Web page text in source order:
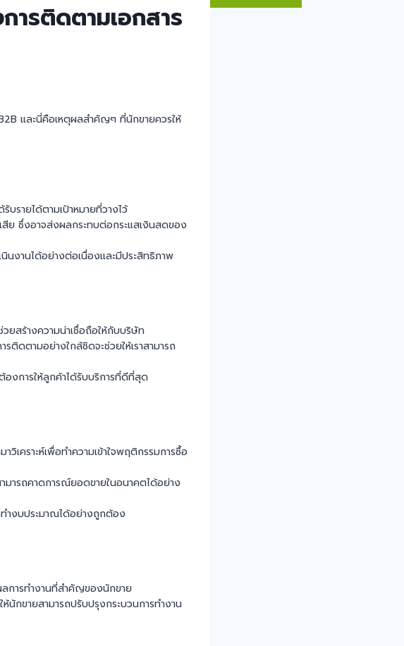
ารติดตามเอกสาร
และนี่คือเหตุผลสำคัญๆ ที่นักขายควรให้
บรายได้ตามเป้าหมายที่วางไว้
สีย ซึ่งอาจส่งผลกระทบต่อกระแสเงินสดของ
นงานได้อย่างต่อเนื่องและมีประสิทธิภาพ
ยสร้างความน่าเชื่อถือให้กับบริษัท
ติดตามอย่างใกล้ชิดจะช่วยให้เราสามารถ
องการให้ลูกค้าได้รับบริการที่ดีที่สุด
วิเคราะห์เพื่อทำความเข้าใจพฤติกรรมการซื้อ
ามารถคาดการณ์ยอดขายในอนาคตได้อย่าง
ทำงบประมาณได้อย่างถูกต้อง
ลการทำงานที่สำคัญของนักขาย
ห้นักขายสามารถปรับปรุงกระบวนการทำงาน